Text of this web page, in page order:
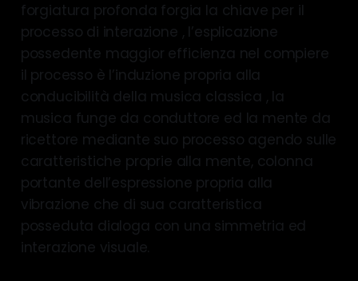
forgiatura profonda forgia la chiave per il
processo di interazione , l’esplicazione
possedente maggior efficienza nel compiere
il processo è l’induzione propria alla
conducibilità della musica classica , la
musica funge da conduttore ed la mente da
ricettore mediante suo processo agendo sulle
caratteristiche proprie alla mente, colonna
portante dell’espressione propria alla
vibrazione che di sua caratteristica
posseduta dialoga con una simmetria ed
interazione visuale.